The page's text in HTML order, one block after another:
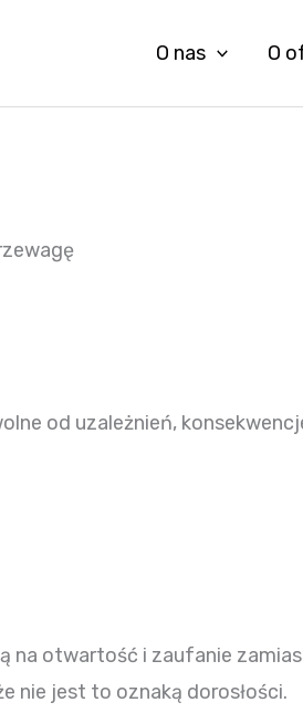
O nas O
od uzależnień,
otwartość i zaufanie
nie jest to oznaką dorosłości.